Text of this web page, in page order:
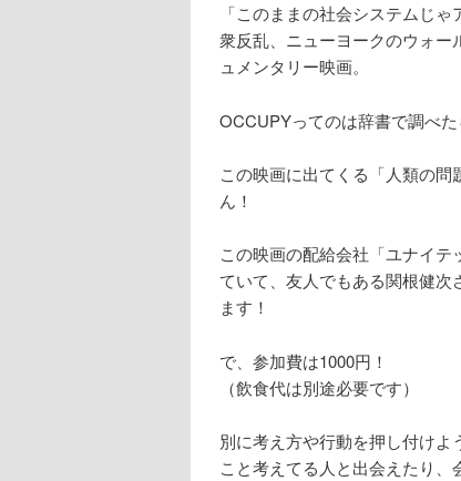
「このままの社会システムじ
衆反乱、ニューヨークのウォ
ュメンタリー映画。
OCCUPYってのは辞書で調べ
この映画に出てくる「人類の
ん！
この映画の配給会社「ユナイ
ていて、友人でもある関根健次
ます！
で、参加費は1000円！
（飲食代は別途必要です）
別に考え方や行動を押し付け
こと考えてる人と出会えたり